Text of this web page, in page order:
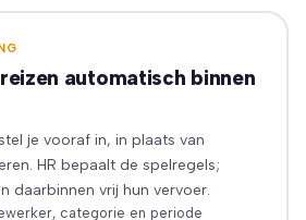
automatisch binnen
je vooraf in, in plaats van
HR bepaalt de spelregels;
daarbinnen vrij hun vervoer.
categorie en periode